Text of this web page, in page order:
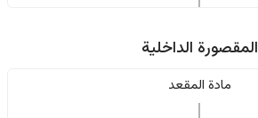
المقصورة الداخلية
مادة المقعد